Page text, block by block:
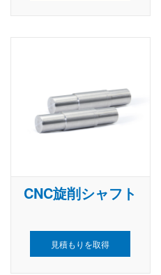
CNC旋削シャフト
見積もりを取得